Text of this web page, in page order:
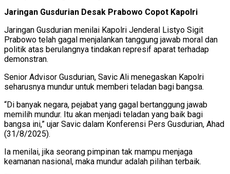
Jaringan Gusdurian Desak Prabowo Copot Kapolri
Jaringan Gusdurian menilai Kapolri Jenderal Listyo Sigit
Prabowo telah gagal menjalankan tanggung jawab moral dan
politik atas berulangnya tindakan represif aparat terhadap
demonstran.
Senior Advisor Gusdurian, Savic Ali menegaskan Kapolri
seharusnya mundur untuk memberi teladan bagi bangsa.
“Di banyak negara, pejabat yang gagal bertanggung jawab
memilih mundur. Itu akan menjadi teladan yang baik bagi
bangsa ini,” ujar Savic dalam Konferensi Pers Gusdurian, Ahad
(31/8/2025).
Ia menilai, jika seorang pimpinan tak mampu menjaga
keamanan nasional, maka mundur adalah pilihan terbaik.